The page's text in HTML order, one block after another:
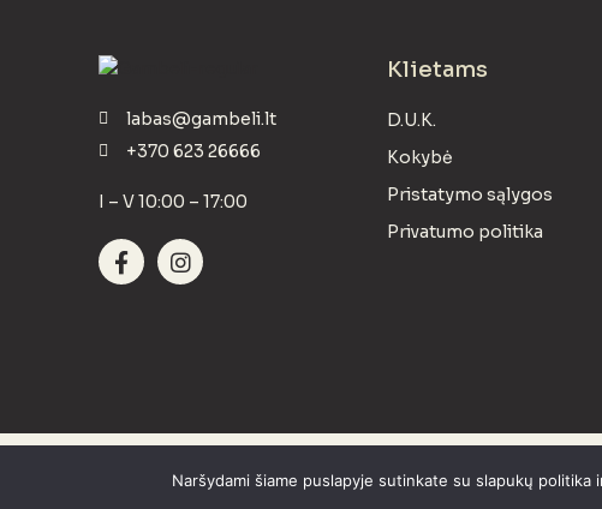
labas@gambeli.lt
+370 623 26666
I – V 10:00 – 17:00
Klietams
D.U.K.
Kokybė
Pristatymo sąlygos
Privatumo politika
GAMBELI © 2023 Visos teisės saugomos.
Naršydami šiame puslapyje sutinkate su slapukų